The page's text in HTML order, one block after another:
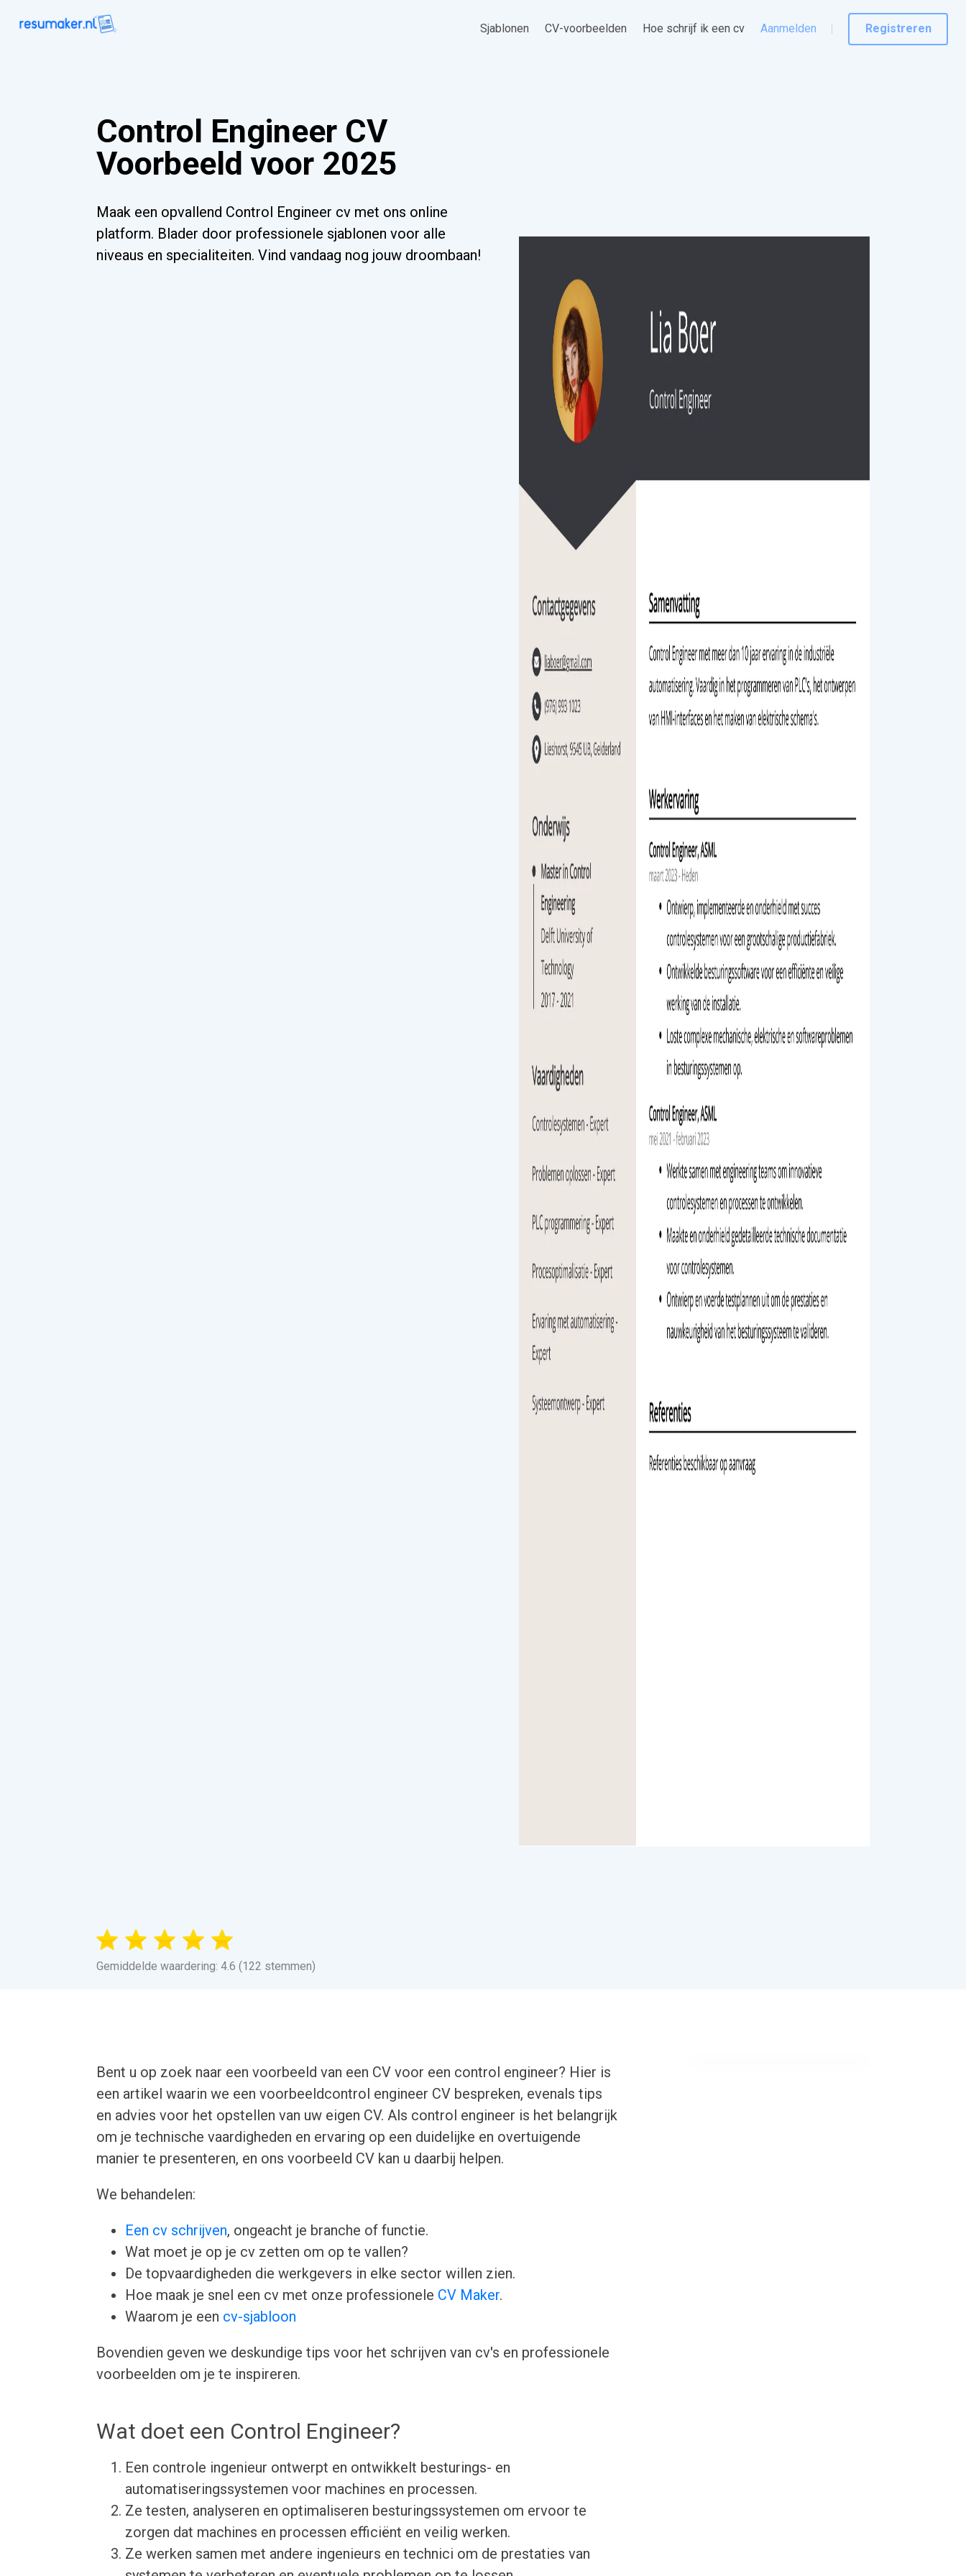
Sjablonen CV-voorbeelden Hoe schrijf ik een cv Aanmelden Registreren
Control Engineer CV
Voorbeeld voor 2025
Maak een opvallend Control Engineer cv met ons online
platform. Blader door professionele sjablonen voor alle
niveaus en specialiteiten. Vind vandaag nog jouw droombaan!
Gemiddelde waardering: 4.6 (122 stemmen)
Bent u op zoek naar een voorbeeld van een CV voor een control engineer? Hier is
een artikel waarin we een voorbeeldcontrol engineer CV bespreken, evenals tips
en advies voor het opstellen van uw eigen CV. Als control engineer is het belangrijk
om je technische vaardigheden en ervaring op een duidelijke en overtuigende
manier te presenteren, en ons voorbeeld CV kan u daarbij helpen.
We behandelen:
Een cv schrijven, ongeacht je branche of functie.
Wat moet je op je cv zetten om op te vallen?
De topvaardigheden die werkgevers in elke sector willen zien.
Hoe maak je snel een cv met onze professionele CV Maker.
Waarom je een cv-sjabloon
Bovendien geven we deskundige tips voor het schrijven van cv's en professionele
voorbeelden om je te inspireren.
Wat doet een Control Engineer?
Een controle ingenieur ontwerpt en ontwikkelt besturings- en
automatiseringssystemen voor machines en processen.
Ze testen, analyseren en optimaliseren besturingssystemen om ervoor te
zorgen dat machines en processen efficiënt en veilig werken.
Ze werken samen met andere ingenieurs en technici om de prestaties van